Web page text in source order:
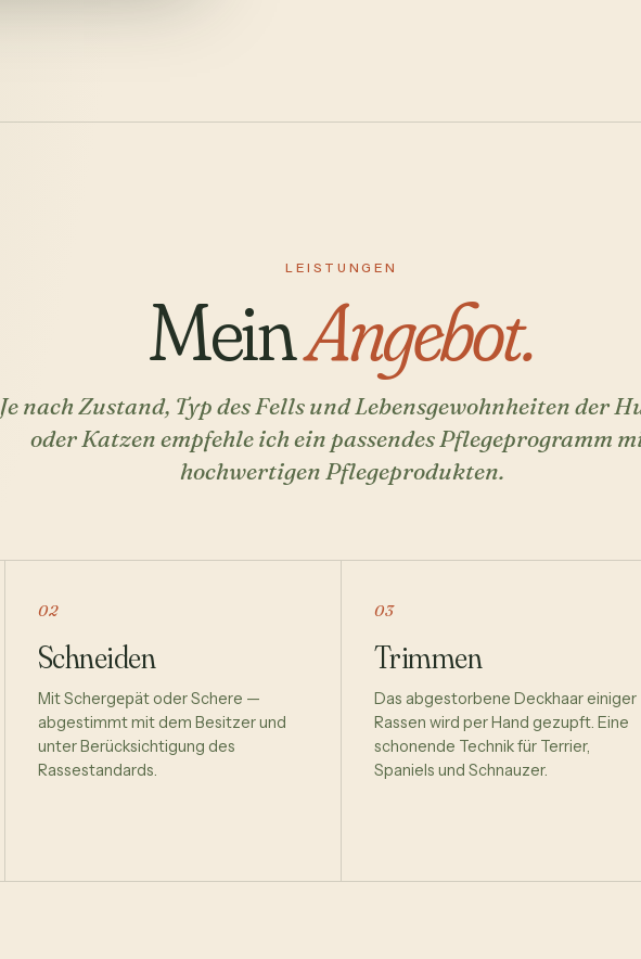
LEISTUNGEN
MeinAngebot.
Je nach Zustand, Typ des Fells und Lebensgewohnheiten der
oder Katzen empfehle ich ein passendes Pflegeprogramm
hochwertigen Pflegeprodukten.
02
Schneiden
Mit Schergерät oder Schere —
abgestimmt mit dem Besitzer und
unter Berücksichtigung des
Rassestandards.
03
Trimmen
Das abgestorbene Deckhaar einiger
Rassen wird per Hand gezupft. Eine
schonende Technik für Terrier,
Spaniels und Schnauzer.